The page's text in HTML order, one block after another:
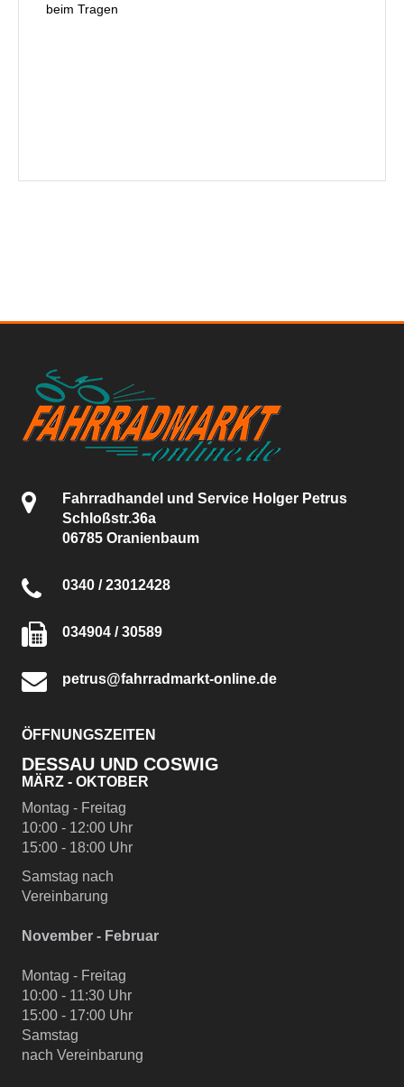
beim Tragen
Fahrradhandel und Service Holger Petrus
Schloßstr.36a
06785 Oranienbaum
0340 / 23012428
034904 / 30589
petrus@fahrradmarkt-online.de
ÖFFNUNGSZEITEN
DESSAU UND COSWIG
MÄRZ - OKTOBER
Montag - Freitag
10:00 - 12:00 Uhr
15:00 - 18:00 Uhr
Samstag nach
Vereinbarung
November - Februar
Montag - Freitag
10:00 - 11:30 Uhr
15:00 - 17:00 Uhr
Samstag
nach Vereinbarung